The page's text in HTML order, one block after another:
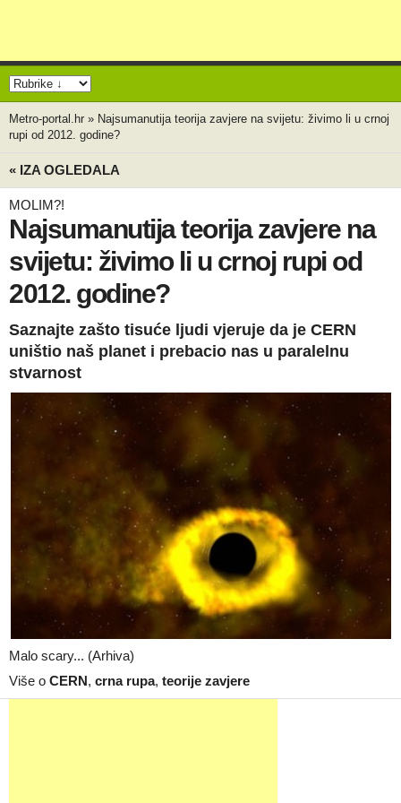
Metro-portal.hr » Najsumanutija teorija zavjere na svijetu: živimo li u crnoj
rupi od 2012. godine?
« IZA OGLEDALA
MOLIM?!
Najsumanutija teorija zavjere na
svijetu: živimo li u crnoj rupi od
2012. godine?
Saznajte zašto tisuće ljudi vjeruje da je CERN
uništio naš planet i prebacio nas u paralelnu
stvarnost
Malo scary... (Arhiva)
Više o CERN, crna rupa, teorije zavjere